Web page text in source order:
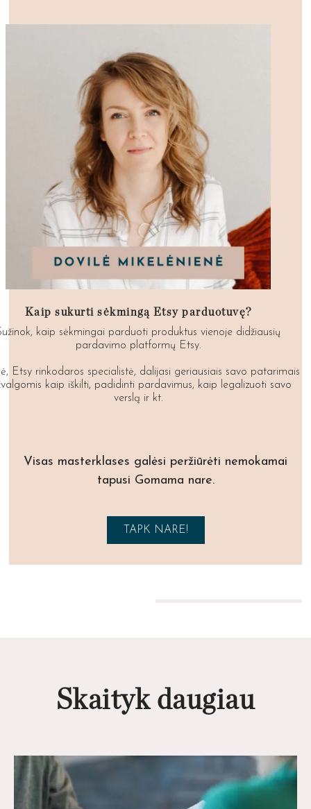
Kaip sukurti sėkmingą Etsy parduotuvę?
kaip sėkmingai parduoti produktus vienoje didžiausių
pardavimo platformų Etsy.
Etsy rinkodaros specialistė, dalijasi geriausiais savo patarimais
kaip iškilti, padidinti pardavimus, kaip legalizuoti savo
verslą ir kt.
Visas masterklases galėsi peržiūrėti nemokamai
tapusi Gomama nare.
TAPK NARE!
Skaityk daugiau